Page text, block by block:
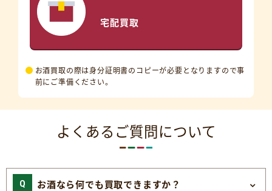
宅配買取
お酒買取の際は身分証明書のコピーが必要となりますので事
前にご準備ください。
よくあるご質問について
お酒なら何でも買取できますか？